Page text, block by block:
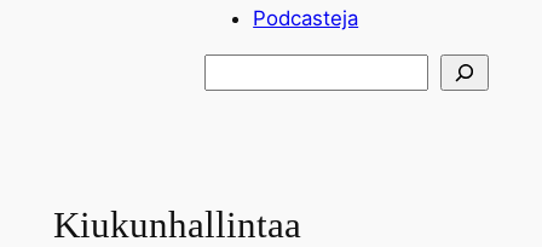
Podcasteja
Kiukunhallintaa